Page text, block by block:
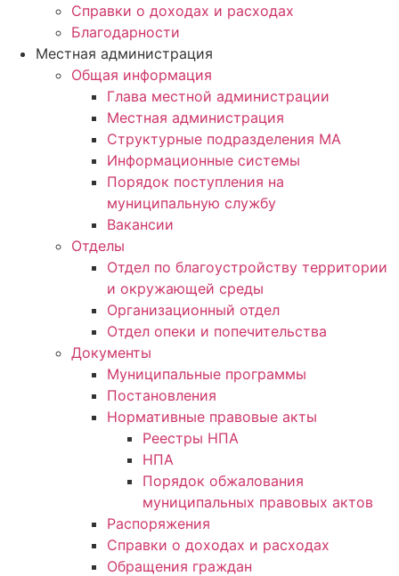
Справки о доходах и расходах
Благодарности
Местная администрация
Общая информация
Глава местной администрации
Местная администрация
Структурные подразделения МА
Информационные системы
Порядок поступления на
муниципальную службу
Вакансии
Отделы
Отдел по благоустройству территории
и окружающей среды
Организационный отдел
Отдел опеки и попечительства
Документы
Муниципальные программы
Постановления
Нормативные правовые акты
Реестры НПА
НПА
Порядок обжалования
муниципальных правовых актов
Распоряжения
Справки о доходах и расходах
Обращения граждан